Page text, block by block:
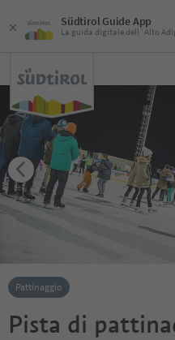
Südtirol Guide App
La guida digitale dell´Alto
Pattinaggio
Pista di